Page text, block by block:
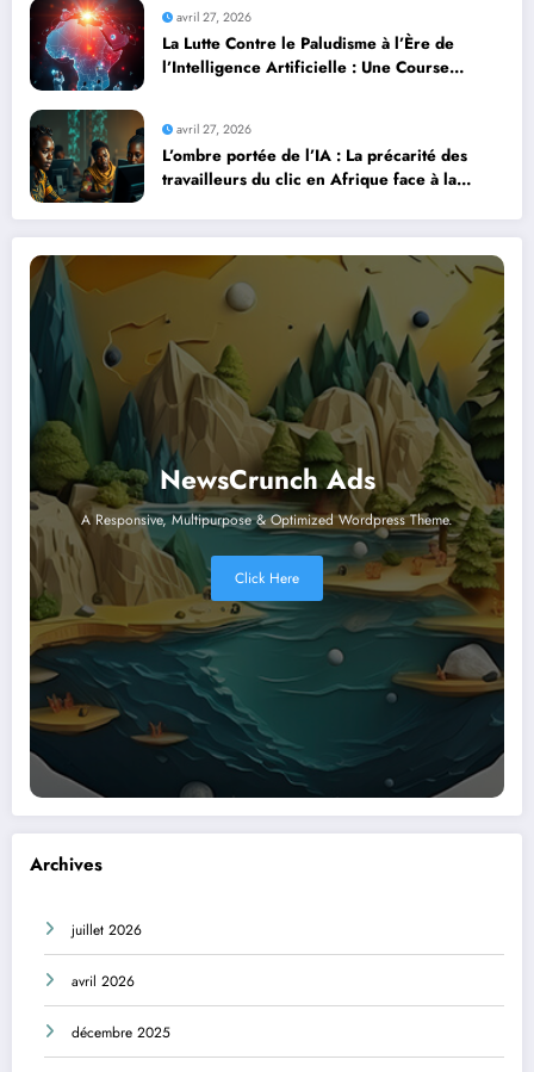
avril 27, 2026
La Lutte Contre le Paludisme à l’Ère de
l’Intelligence Artificielle : Une Course
avril 27, 2026
L’ombre portée de l’IA : La précarité des
travailleurs du clic en Afrique face à la
NewsCrunch Ads
A Responsive, Multipurpose & Optimized Wordpress Theme.
Click Here
Archives
juillet 2026
avril 2026
décembre 2025